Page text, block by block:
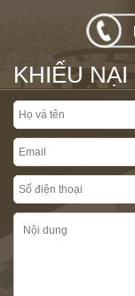
KHIẾU NẠI